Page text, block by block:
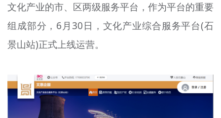
榜样人物
+
身边好人
北京宣传文化引导基金
宣传思想文化人才
文化产业的市、区两级服务平台，作为平台的重要
组成部分，6月30日，文化产业综合服务平台(石
景山站)正式上线运营。